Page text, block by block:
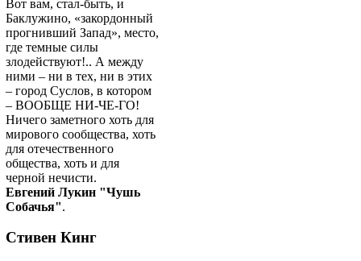
Вот вам, стал-быть, и
Баклужино, «закордонный
прогнивший Запад», место,
где темные силы
злодействуют!.. А между
ними – ни в тех, ни в этих
– город Суслов, в котором
– ВООБЩЕ НИ-ЧЕ-ГО!
Ничего заметного хоть для
мирового сообщества, хоть
для отечественного
общества, хоть и для
черной нечисти.
Евгений Лукин "Чушь
Собачья".
Стивен Кинг